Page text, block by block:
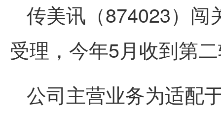
传美讯（874023）闯
受理，今年5月收到第
公司主营业务为适配